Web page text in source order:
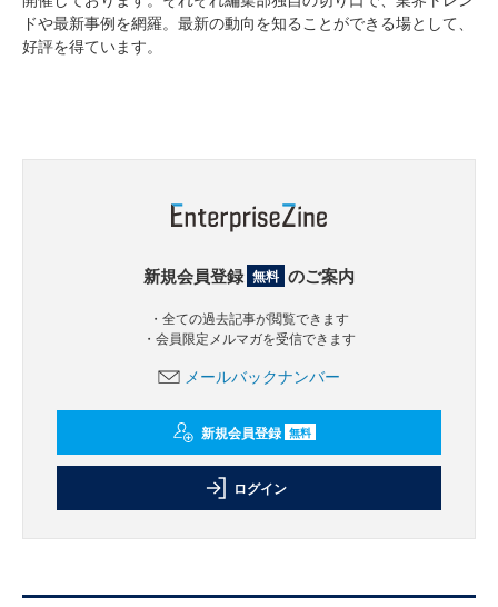
ドや最新事例を網羅。最新の動向を知ることができる場として、
好評を得ています。
新規会員登録 無料 のご案内
・全ての過去記事が閲覧できます
・会員限定メルマガを受信できます
メールバックナンバー
新規会員登録 無料
ログイン